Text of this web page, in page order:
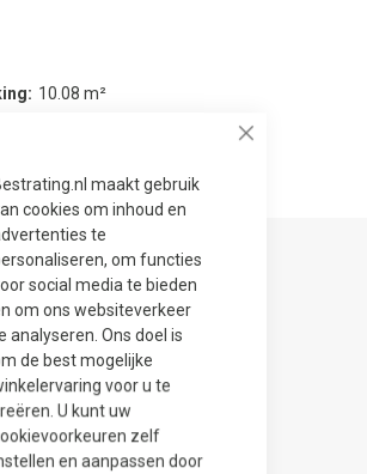
maakt gebruik
cookies om inhoud en
te
om functies
social media te bieden
om ons websiteverkeer
analyseren. Ons doel is
de best mogelijke
voor u te
U kunt uw
zelf
en aanpassen door
10.08 m²
showtuin
5% snijverlies
0.04